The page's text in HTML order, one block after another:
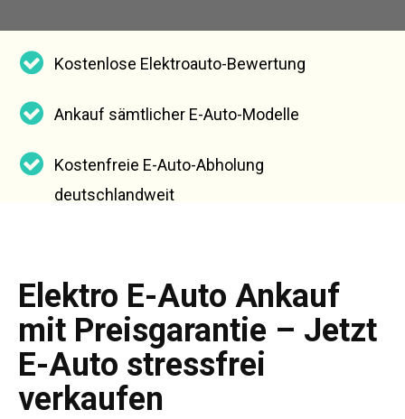
Kostenlose Elektroauto-Bewertung
Ankauf sämtlicher E-Auto-Modelle
Kostenfreie E-Auto-Abholung
deutschlandweit
Elektro E-Auto Ankauf
mit Preisgarantie – Jetzt
E-Auto stressfrei
verkaufen